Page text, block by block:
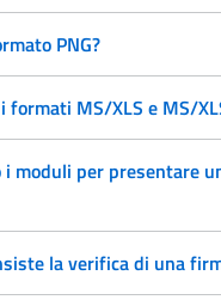
PNG?
formati MS/XLS e MS/
i moduli per presentare
la verifica di una